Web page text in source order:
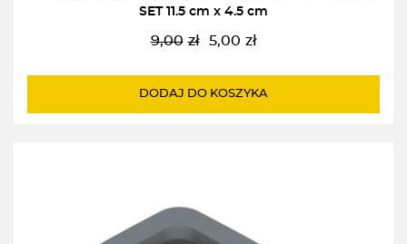
SET 11.5 cm x 4.5 cm
9,00 zł
Pierwotna
wynosiła:
5,00 zł
Aktualna
wynosi:
DODAJ DO KOSZYKA